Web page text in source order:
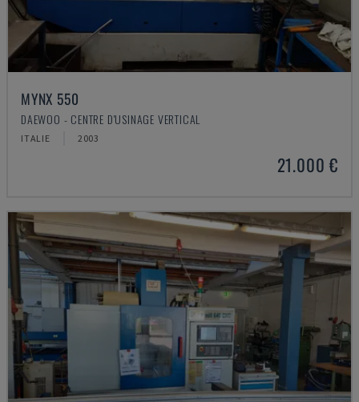
MYNX 550
DAEWOO - CENTRE D'USINAGE VERTICAL
ITALIE 2003
21.000 €